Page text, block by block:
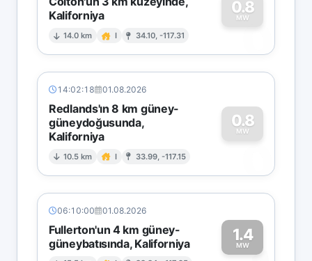
Kaliforniya
14.0 km I 34.10, -117.31
0.8
MW
0
14:02:18 01.08.2026
Redlands'ın 8 km güney-
güneydoğusunda,
Kaliforniya
10.5 km I 33.99, -117.15
0.8
MW
0
06:10:00 01.08.2026
Fullerton'un 4 km güney-
güneybatısında, Kaliforniya
1.4
MW